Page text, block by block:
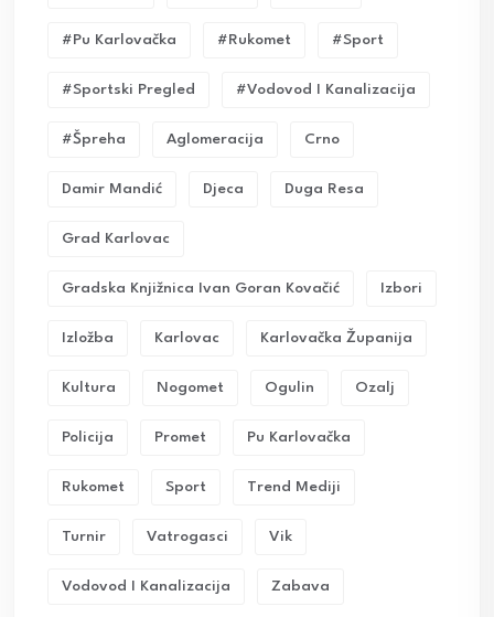
#pu Karlovačka #rukomet #sport
#sportski Pregled #vodovod I Kanalizacija
#Špreha Aglomeracija Crno
Damir Mandić Djeca Duga Resa
Grad Karlovac
Gradska Knjižnica Ivan Goran Kovačić Izbori
Izložba Karlovac Karlovačka Županija
Kultura Nogomet Ogulin Ozalj
Policija Promet Pu Karlovačka
Rukomet Sport Trend Mediji
Turnir Vatrogasci Vik
Vodovod I Kanalizacija Zabava